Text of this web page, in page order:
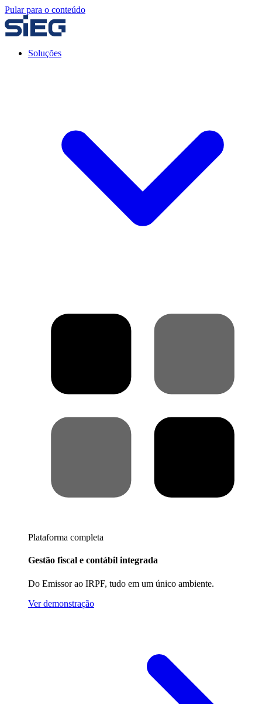
Pular para o conteúdo
Soluções
Plataforma completa
Gestão fiscal e contábil integrada
Do Emissor ao IRPF, tudo em um único ambiente.
Ver demonstração